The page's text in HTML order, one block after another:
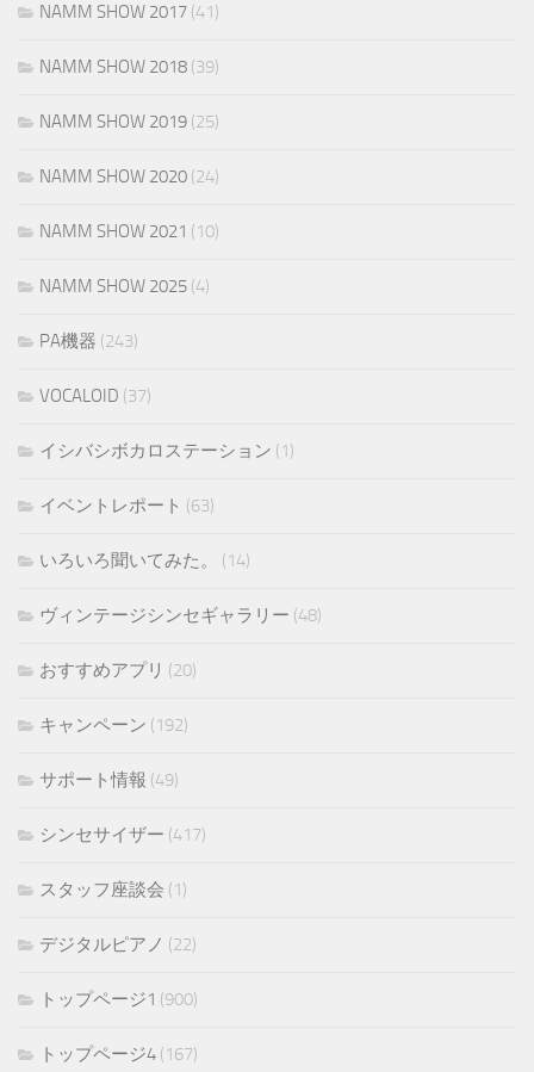
NAMM SHOW 2017 (41)
NAMM SHOW 2018 (39)
NAMM SHOW 2019 (25)
NAMM SHOW 2020 (24)
NAMM SHOW 2021 (10)
NAMM SHOW 2025 (4)
PA機器 (243)
VOCALOID (37)
イシバシボカロステーション (1)
イベントレポート (63)
いろいろ聞いてみた。 (14)
ヴィンテージシンセギャラリー (48)
おすすめアプリ (20)
キャンペーン (192)
サポート情報 (49)
シンセサイザー (417)
スタッフ座談会 (1)
デジタルピアノ (22)
トップページ1 (900)
トップページ4 (167)